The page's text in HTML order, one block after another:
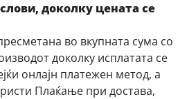
доколку цената се
во вкупната сума со
доколку исплатата се
онлајн платежен метод, а
Плаќање при достава,